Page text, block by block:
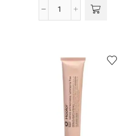
4.01
-
Haarverf
100ML
aantal